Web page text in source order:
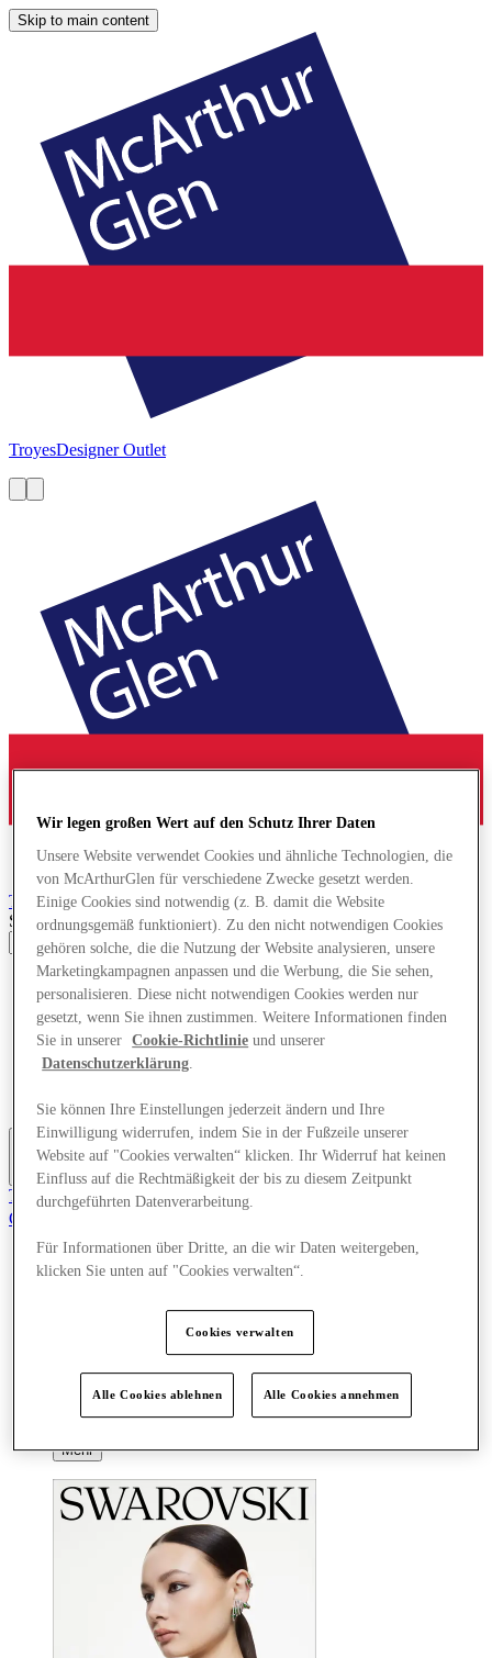
Skip to main content
TroyesDesigner Outlet
TroyesDesigner Outlet
Search input
Angebote
Geschäfte
Planen Sie Ihren Besuch
Was läuft
Essen & Trinken
Dienstleistungen
Mehr
Tritt dem Club bei.
Gespeicherte Gegenstände
Angebote
Planen Sie Ihren Besuch
Essen & Trinken
Geschenkkarten
Dienstleistungen
Mehr
Wir legen großen Wert auf den Schutz Ihrer Daten
Unsere Website verwendet Cookies und ähnliche Technologien, die
von McArthurGlen für verschiedene Zwecke gesetzt werden.
Einige Cookies sind notwendig (z. B. damit die Website
ordnungsgemäß funktioniert). Zu den nicht notwendigen Cookies
gehören solche, die die Nutzung der Website analysieren, unsere
Marketingkampagnen anpassen und die Werbung, die Sie sehen,
personalisieren. Diese nicht notwendigen Cookies werden nur
gesetzt, wenn Sie ihnen zustimmen. Weitere Informationen finden
Sie in unserer
Cookie-Richtlinie und unserer
Datenschutzerklärung.
Sie können Ihre Einstellungen jederzeit ändern und Ihre
Einwilligung widerrufen, indem Sie in der Fußzeile unserer
Website auf "Cookies verwalten“ klicken. Ihr Widerruf hat keinen
Einfluss auf die Rechtmäßigkeit der bis zu diesem Zeitpunkt
durchgeführten Datenverarbeitung.
Für Informationen über Dritte, an die wir Daten weitergeben,
klicken Sie unten auf "Cookies verwalten“.
Cookies verwalten
Alle Cookies ablehnen Alle Cookies annehmen